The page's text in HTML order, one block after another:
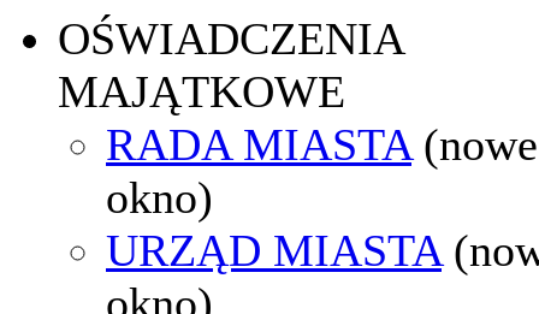
OŚWIADCZENIA
MAJĄTKOWE
RADA MIASTA (nowe
okno)
URZĄD MIASTA
okno)